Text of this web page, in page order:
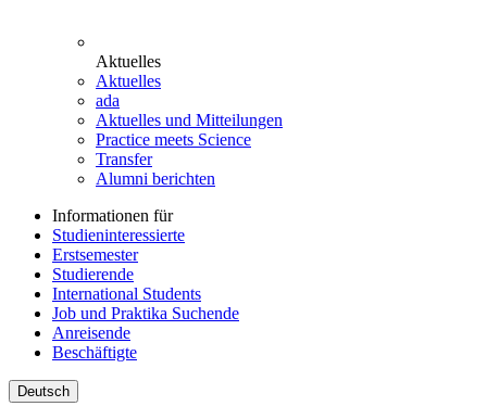
Aktuelles
Aktuelles
ada
Aktuelles und Mitteilungen
Practice meets Science
Transfer
Alumni berichten
Informationen für
Studieninteressierte
Erstsemester
Studierende
International Students
Job und Praktika Suchende
Anreisende
Beschäftigte
Deutsch